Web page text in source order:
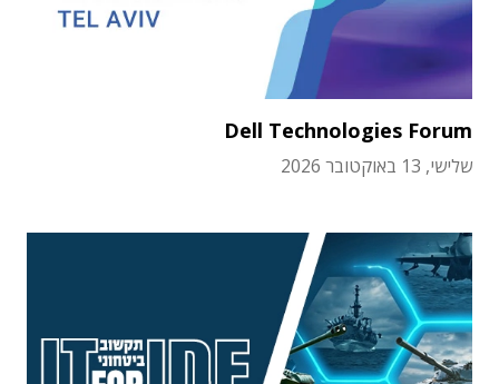
Dell Technologies Forum
שלישי, 13 באוקטובר 2026